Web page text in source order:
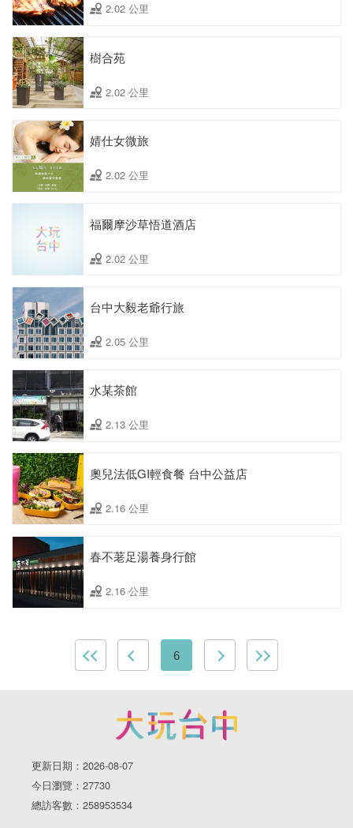
2.02 公里
樹合苑
2.02 公里
婧仕女微旅
2.02 公里
福爾摩沙草悟道酒店
2.02 公里
台中大毅老爺行旅
2.05 公里
水某茶館
2.13 公里
奧兒法低GI輕食餐 台中公益店
2.16 公里
春不荖足湯養身行館
2.16 公里
6
更新日期：2026-08-07
今日瀏覽：27730
總訪客數：258953534